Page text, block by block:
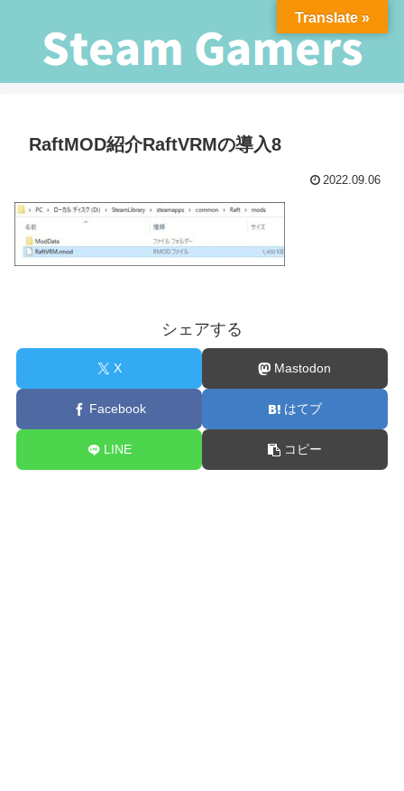
RaftMOD紹介RaftVRMの導入8
2022.09.06
シェアする
X Mastodon
Facebook はてブ
LINE コピー
Translate »